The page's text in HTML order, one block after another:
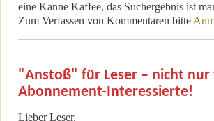
eine Kanne Kaffee, das Suchergebnis ist
Zum Verfassen von Kommentaren bitte
"Anstoß" für Leser – nicht nur
Abonnement-Interessierte!
Lieber Leser,